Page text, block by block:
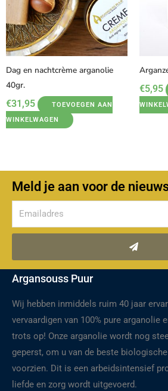
Dag en nachtcrème arganolie
40gr.
€31,95
TOEVOEGEN AAN
WINKELWAGEN
€5,95
Meld je aan voor de
Argansouss Puur
Wij hebben inmiddels ruim 40 jaar
vervaardigen van 100% pure arganolie
trots op! Onze arganolie wordt nog
geperst, om u van de beste
voorzien. Dit is een arbeidsintensief
liefde en zorg wordt uitgevoerd.